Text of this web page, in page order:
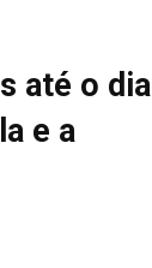
até o dia
e a